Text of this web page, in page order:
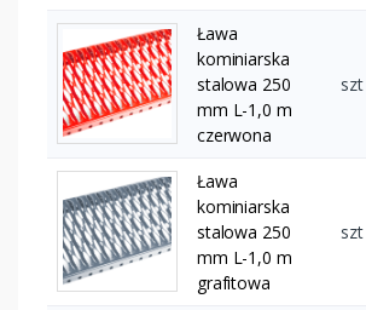
Ława
kominiarska
stalowa 250
mm L-1,0 m
czerwona
szt
Ława
kominiarska
stalowa 250
mm L-1,0 m
grafitowa
szt